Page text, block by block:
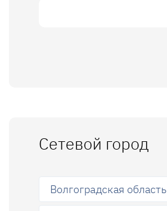
Сетевой город
Волгоградская область